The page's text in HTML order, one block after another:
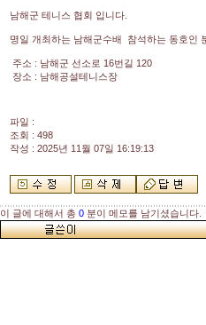
남해군 테니스 협회 입니다.
명일 개최하는 남해군수배 참석하는 동호인
주소 : 남해군 선소로 16번길 120
장소 : 남해공설테니스장
파일 :
조회 : 498
작성 : 2025년 11월 07일 16:19:13
이 글에 대해서 총 0 분이 메모를 남기셨습니다.